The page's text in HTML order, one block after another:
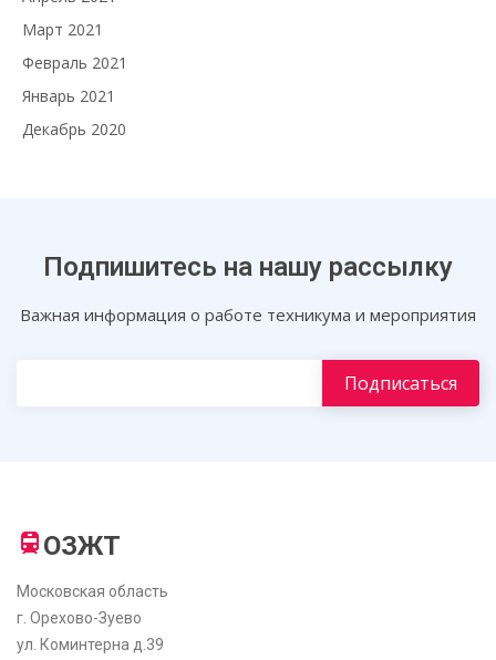
Март 2021
Февраль 2021
Январь 2021
Декабрь 2020
Подпишитесь на нашу рассылку
Важная информация о работе техникума и мероприятия
ОЗЖТ
Московская область
г. Орехово-Зуево
ул. Коминтерна д.39